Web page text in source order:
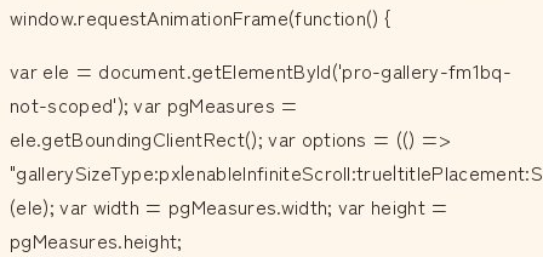
window.requestAnimationFrame(function() {
var ele = document.getElementById('pro-gallery-fm1bq-
not-scoped'); var pgMeasures =
ele.getBoundingClientRect(); var options = (() =>
(ele); var width = pgMeasures.width; var height =
pgMeasures.height;